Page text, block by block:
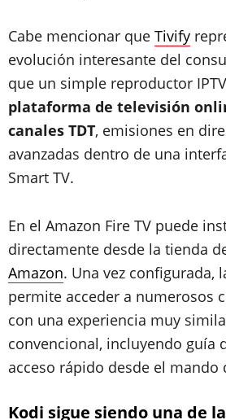
Cabe mencionar que Tivify
evolución interesante del
que un simple reproductor
plataforma de televisión
canales TDT, emisiones en
avanzadas dentro de una
Smart TV.
En el Amazon Fire TV puede
directamente desde la tienda
Amazon. Una vez configurada,
permite acceder a numerosos
con una experiencia muy
convencional, incluyendo guía
acceso rápido desde el mando
Kodi sigue siendo una de